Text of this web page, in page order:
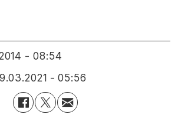
- 08:54
19.03.2021 - 05:56